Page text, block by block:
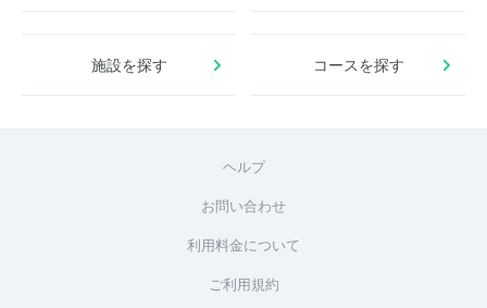
施設を探す コースを探す
ヘルプ
お問い合わせ
利用料金について
ご利用規約